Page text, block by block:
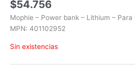
$54.756
Mophie – Power bank – Lithium –
MPN: 401102952
Sin existencias